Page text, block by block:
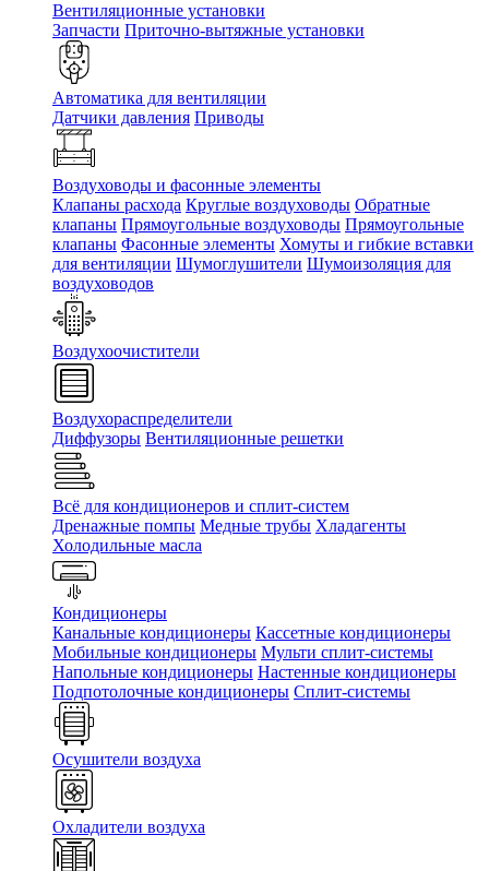
Вентиляционные установки
Запчасти Приточно-вытяжные установки
Автоматика для вентиляции
Датчики давления Приводы
Воздуховоды и фасонные элементы
Клапаны расхода Круглые воздуховоды Обратные
клапаны Прямоугольные воздуховоды Прямоугольные
клапаны Фасонные элементы Хомуты и гибкие вставки
для вентиляции Шумоглушители Шумоизоляция для
воздуховодов
Воздухоочистители
Воздухораспределители
Диффузоры Вентиляционные решетки
Всё для кондиционеров и сплит-систем
Дренажные помпы Медные трубы Хладагенты
Холодильные масла
Кондиционеры
Канальные кондиционеры Кассетные кондиционеры
Мобильные кондиционеры Мульти сплит-системы
Напольные кондиционеры Настенные кондиционеры
Подпотолочные кондиционеры Сплит-системы
Осушители воздуха
Охладители воздуха